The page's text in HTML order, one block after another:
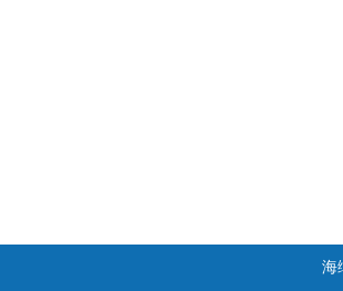
海